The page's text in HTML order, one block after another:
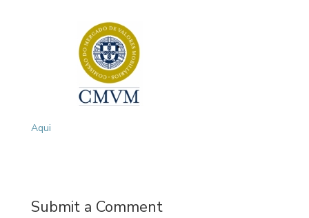
Aqui
Submit a Comment